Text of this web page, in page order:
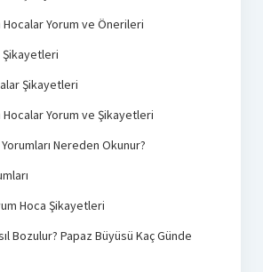
Yorum ve Önerileri
Şikayetleri
Şikayetleri
Yorum ve Şikayetleri
Nereden Okunur?
Hoca Şikayetleri
Bozulur? Papaz Büyüsü Kaç Günde